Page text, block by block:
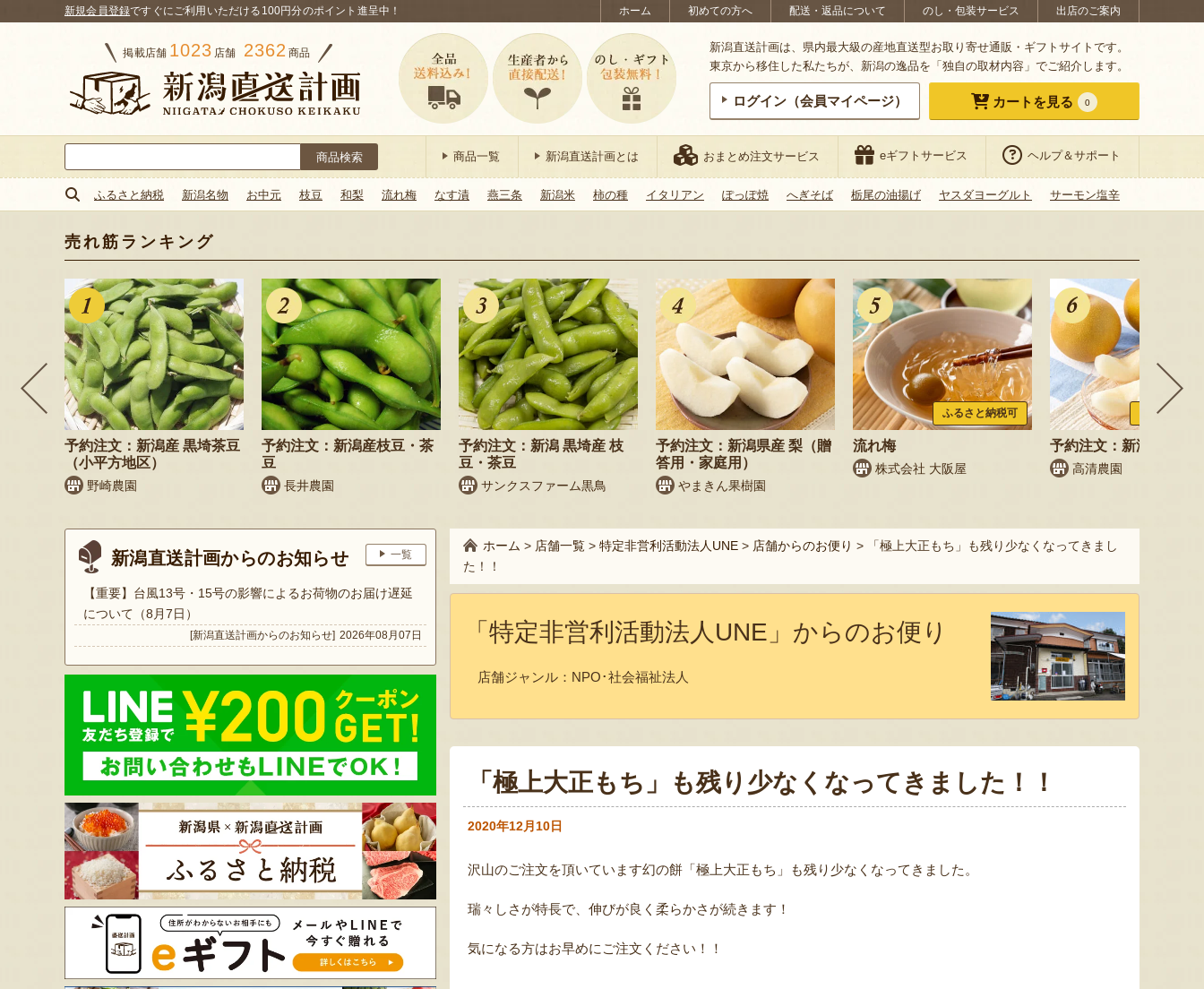
ホーム 初めての方へ 配送・返品について のし・包装サービス 出店のご案内
新規会員登録ですぐにご利用いただける100円分のポイント進呈中！
掲載店舗 1023 店舗 2362 商品
新潟直送計画は、県内最大級の産地直送型お取り寄せ通販・ギフトサイトです。
東京から移住した私たちが、新潟の逸品を「独自の取材内容」でご紹介します。
ログイン（会員マイページ） カートを見る 0
索:
商品一覧 新潟直送計画とは おまとめ注文サービス eギフトサービス ヘルプ＆サポート
ふるさと納税 新潟名物 お中元 枝豆 和梨 流れ梅 なす漬 燕三条 新潟米 柿の種 イタリアン ぽっぽ焼 へぎそば 栃尾の油揚げ ヤスダヨーグルト サーモン塩辛
売れ筋ランキング
予約注文：新潟産 黒埼茶豆
（小平方地区）
野崎農園
予約注文：新潟産枝豆・茶
豆
長井農園
予約注文：新潟 黒埼産 枝
豆・茶豆
サンクスファーム黒鳥
予約注文：新潟県産 梨（贈
答用・家庭用）
やまきん果樹園
ふるさと納税可
流れ梅
株式会社 大阪屋
ふるさと納
予約注文：新潟県産 梨
高清農園
新潟直送計画からのお知らせ 一覧
【重要】台風13号・15号の影響によるお荷物のお届け遅延
について（8月7日）
[新潟直送計画からのお知らせ] 2026年08月07日
ホーム > 店舗一覧 > 特定非営利活動法人UNE > 店舗からのお便り >
「極上大正もち」も残り少なくなってきまし
た！！
「特定非営利活動法人UNE」からのお便り
店舗ジャンル： NPO･社会福祉法人
「極上大正もち」も残り少なくなってきました！！
2020年12月10日
沢山のご注文を頂いています幻の餅「極上大正もち」も残り少なくなってきました。
瑞々しさが特長で、伸びが良く柔らかさが続きます！
気になる方はお早めにご注文ください！！